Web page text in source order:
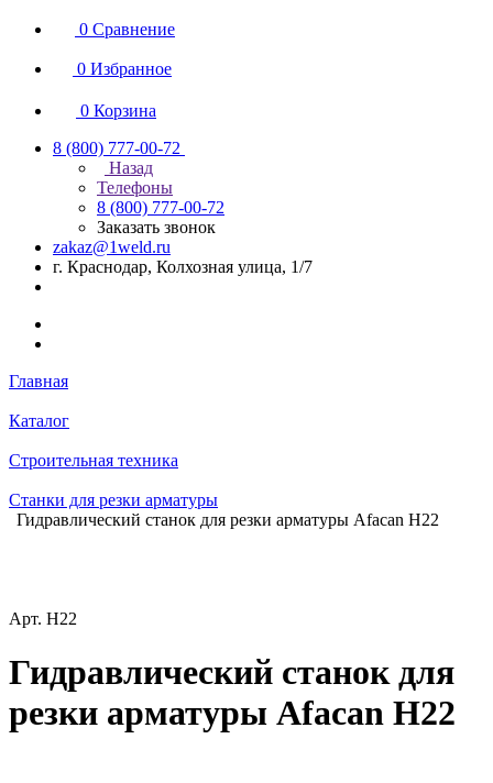
0 Сравнение
0 Избранное
0 Корзина
8 (800) 777-00-72
Назад
Телефоны
8 (800) 777-00-72
Заказать звонок
zakaz@1weld.ru
г. Краснодар, Колхозная улица, 1/7
Главная
Каталог
Строительная техника
Станки для резки арматуры
Гидравлический станок для резки арматуры Afacan H22
Арт. Н22
Гидравлический станок для
резки арматуры Afacan H22